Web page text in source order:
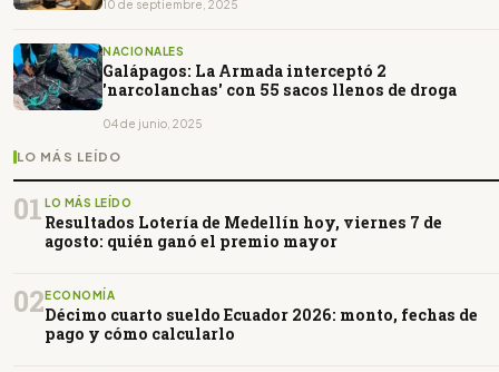
10 de septiembre, 2025
NACIONALES
Galápagos: La Armada interceptó 2
'narcolanchas' con 55 sacos llenos de droga
04 de junio, 2025
LO MÁS LEÍDO
01 LO MÁS LEÍDO
Resultados Lotería de Medellín hoy, viernes 7 de
agosto: quién ganó el premio mayor
02 ECONOMÍA
Décimo cuarto sueldo Ecuador 2026: monto, fechas de
pago y cómo calcularlo